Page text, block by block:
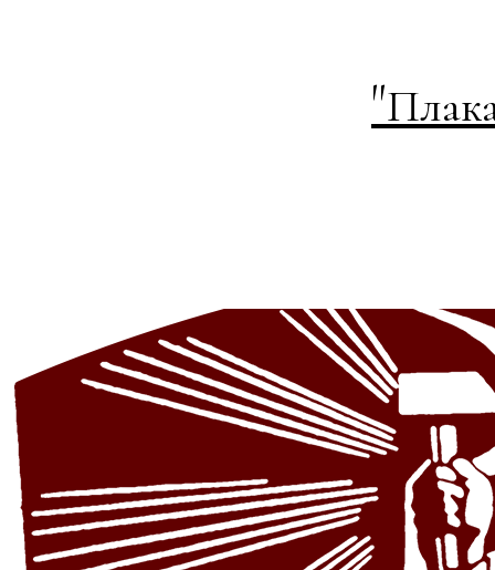
"